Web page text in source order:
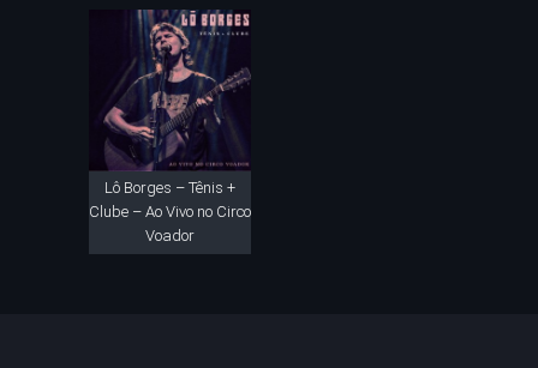
Lô Borges – Tênis +
Clube – Ao Vivo no Circo
Voador